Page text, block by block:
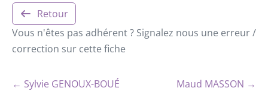
Retour
Vous n'êtes pas adhérent ? Signalez nous une erreur /
correction sur cette fiche
← Sylvie GENOUX-BOUÉ Maud MASSON →